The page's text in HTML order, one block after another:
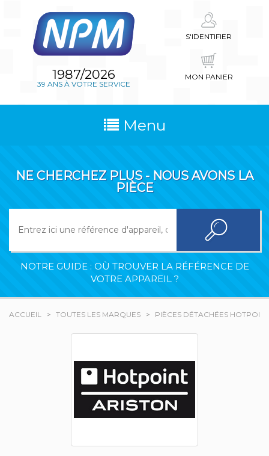
1987/2026
39 ANS À VOTRE SERVICE
S'IDENTIFIER
MON PANIER
Menu
NE CHERCHEZ PLUS - NOUS AVONS LA
PIÈCE
NOTRE GUIDE : OÙ TROUVER LA RÉFÉRENCE DE
VOTRE APPAREIL ?
ACCUEIL TOUTES LES MARQUES PIÈCES DÉTACHÉES